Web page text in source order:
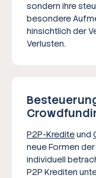
sondern ihre
besondere
hinsichtlich der
Verlusten.
P2P-Krediteund
neue Formen
individuell
P2P Krediten